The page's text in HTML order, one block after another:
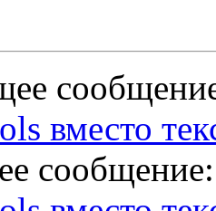
вместо